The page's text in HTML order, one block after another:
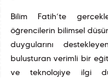
Bilim Fatih’te
öğrencilerin bilimsel
duygularını
buluşturan verimli bir
ve teknolojiye ilgi